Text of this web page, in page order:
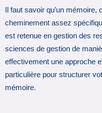
Il faut savoir qu’un
cheminement assez
est retenue en gestion des
sciences de gestion de
effectivement une approche
particulière pour structurer
mémoire.